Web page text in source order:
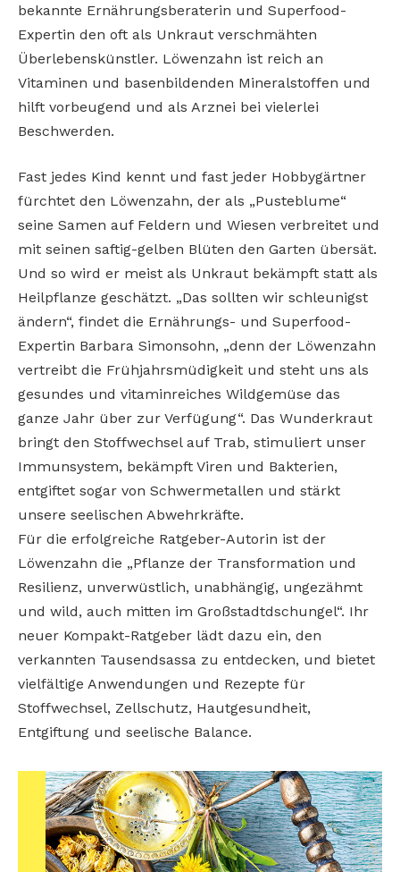
bekannte Ernährungsberaterin und Superfood-
Expertin den oft als Unkraut verschmähten
Überlebenskünstler. Löwenzahn ist reich an
Vitaminen und basenbildenden Mineralstoffen und
hilft vorbeugend und als Arznei bei vielerlei
Beschwerden.
Fast jedes Kind kennt und fast jeder Hobbygärtner
fürchtet den Löwenzahn, der als „Pusteblume“
seine Samen auf Feldern und Wiesen verbreitet und
mit seinen saftig-gelben Blüten den Garten übersät.
Und so wird er meist als Unkraut bekämpft statt als
Heilpflanze geschätzt. „Das sollten wir schleunigst
ändern“, findet die Ernährungs- und Superfood-
Expertin Barbara Simonsohn, „denn der Löwenzahn
vertreibt die Frühjahrsmüdigkeit und steht uns als
gesundes und vitaminreiches Wildgemüse das
ganze Jahr über zur Verfügung“. Das Wunderkraut
bringt den Stoffwechsel auf Trab, stimuliert unser
Immunsystem, bekämpft Viren und Bakterien,
entgiftet sogar von Schwermetallen und stärkt
unsere seelischen Abwehrkräfte.
Für die erfolgreiche Ratgeber-Autorin ist der
Löwenzahn die „Pflanze der Transformation und
Resilienz, unverwüstlich, unabhängig, ungezähmt
und wild, auch mitten im Großstadtdschungel“. Ihr
neuer Kompakt-Ratgeber lädt dazu ein, den
verkannten Tausendsassa zu entdecken, und bietet
vielfältige Anwendungen und Rezepte für
Stoffwechsel, Zellschutz, Hautgesundheit,
Entgiftung und seelische Balance.